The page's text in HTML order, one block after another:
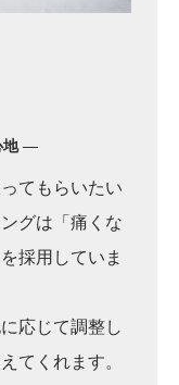
地 ―
てもらいたい
グは「痛くな
採用していま
応じて調整し
てくれます。